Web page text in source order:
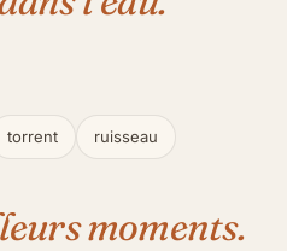
torrent ruisseau
moments.